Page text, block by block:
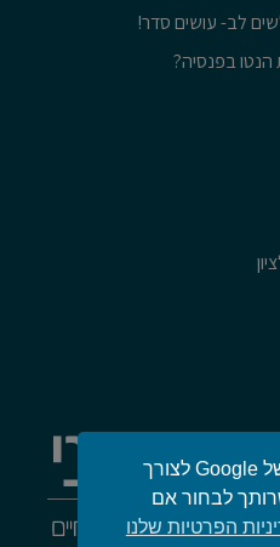
הנטו בפנסיה?
האתר שלנו משתמש בעוגיות של Google לצורך
לבחור אם
הפרטיות שלנו